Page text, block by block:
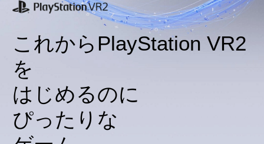
これからPlayStation VR2
を
はじめるのに
ぴったりな